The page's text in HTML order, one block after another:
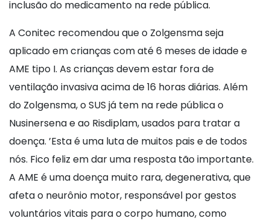
inclusão do medicamento na rede pública.
A Conitec recomendou que o Zolgensma seja
aplicado em crianças com até 6 meses de idade e
AME tipo I. As crianças devem estar fora de
ventilação invasiva acima de 16 horas diárias. Além
do Zolgensma, o SUS já tem na rede pública o
Nusinersena e ao Risdiplam, usados para tratar a
doença. ’Esta é uma luta de muitos pais e de todos
nós. Fico feliz em dar uma resposta tão importante.
A AME é uma doença muito rara, degenerativa, que
afeta o neurônio motor, responsável por gestos
voluntários vitais para o corpo humano, como